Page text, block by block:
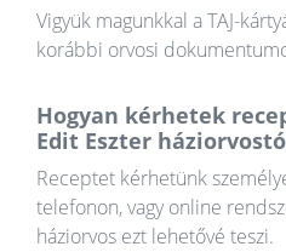
Vigyük magunkkal a TAJ-
korábbi orvosi
Hogyan kérhetek
Edit Eszter
Receptet kérhetünk
telefonon, vagy online
háziorvos ezt lehetővé teszi.